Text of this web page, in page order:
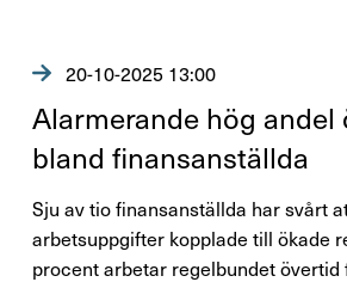
20-10-2025 13:00
Alar­me­rande hög andel
bland finan­san­ställda
Sju av tio finansanställda har svårt
arbetsuppgifter kopplade till ökade
procent arbetar regelbundet övertid